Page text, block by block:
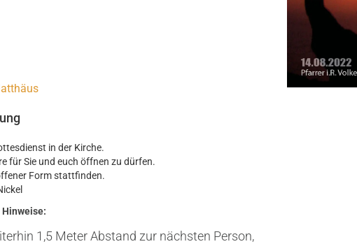
in der Kirche.
für Sie und euch öffnen zu dürfen.
Form stattfinden.
1,5 Meter Abstand zur nächsten Person,